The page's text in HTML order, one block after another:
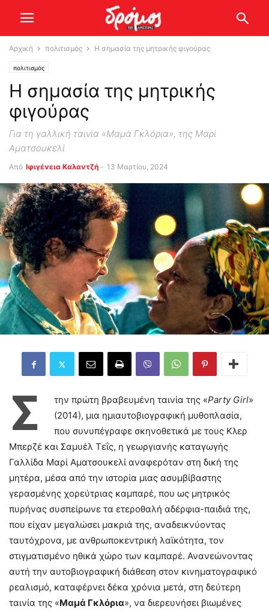
Αρχική πολιτισμός Η σημασία της μητρικής φιγούρας
πολιτισμός
Η σημασία της μητρικής
φιγούρας
Για τη γαλλική ταινία «Μαμά Γκλόρια», της Μαρί
Αματσουκελί
Από Ιφιγένεια Καλαντζή - 13 Μαρτίου, 2024
Σ την πρώτη βραβευμένη ταινία της «Party Girl»
(2014), μια ημιαυτοβιογραφική μυθοπλασία,
που συνυπέγραφε σκηνοθετικά με τους Κλερ
Μπερζέ και Σαμυέλ Τεΐς, η γεωργιανής καταγωγής
Γαλλίδα Μαρί Αματσουκελί αναφερόταν στη δική της
μητέρα, μέσα από την ιστορία μιας ασυμβίβαστης
γερασμένης χορεύτριας καμπαρέ, που ως μητρικός
πυρήνας συσπείρωνε τα ετεροθαλή αδέρφια-παιδιά της,
που είχαν μεγαλώσει μακριά της, αναδεικνύοντας
ταυτόχρονα, με ανθρωποκεντρική λαϊκότητα, τον
στιγματισμένο ηθικά χώρο των καμπαρέ. Ανανεώνοντας
αυτή την αυτοβιογραφική διάθεση στον κινηματογραφικό
ρεαλισμό, καταφέρνει δέκα χρόνια μετά, στη δεύτερη
ταινία της «Μαμά Γκλόρια», να διερευνήσει βιωμένες